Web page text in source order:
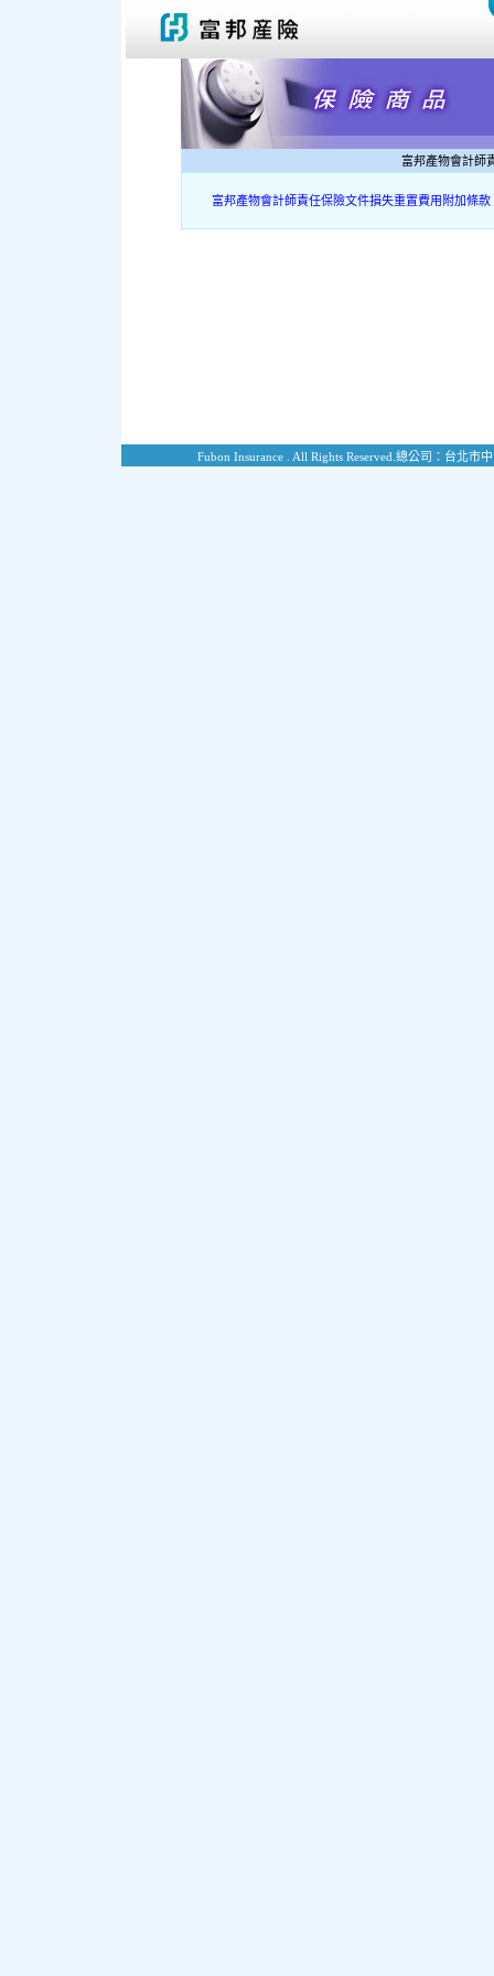
富邦產物會計師
富邦產物會計師責任保險文件損失重置費用附加條款
Fubon Insurance . All Rights Reserved. 總公司：台北市